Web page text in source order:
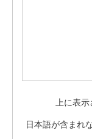
上に表示
日本語が含まれ